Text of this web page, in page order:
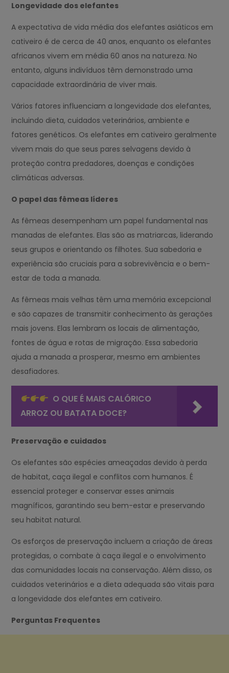
Longevidade dos elefantes
A expectativa de vida média dos elefantes asiáticos em
cativeiro é de cerca de 40 anos, enquanto os elefantes
africanos vivem em média 60 anos na natureza. No
entanto, alguns indivíduos têm demonstrado uma
capacidade extraordinária de viver mais.
Vários fatores influenciam a longevidade dos elefantes,
incluindo dieta, cuidados veterinários, ambiente e
fatores genéticos. Os elefantes em cativeiro geralmente
vivem mais do que seus pares selvagens devido à
proteção contra predadores, doenças e condições
climáticas adversas.
O papel das fêmeas líderes
As fêmeas desempenham um papel fundamental nas
manadas de elefantes. Elas são as matriarcas, liderando
seus grupos e orientando os filhotes. Sua sabedoria e
experiência são cruciais para a sobrevivência e o bem-
estar de toda a manada.
As fêmeas mais velhas têm uma memória excepcional
e são capazes de transmitir conhecimento às gerações
mais jovens. Elas lembram os locais de alimentação,
fontes de água e rotas de migração. Essa sabedoria
ajuda a manada a prosperar, mesmo em ambientes
desafiadores.
O QUE É MAIS CALÓRICO
ARROZ OU BATATA DOCE?
Preservação e cuidados
Os elefantes são espécies ameaçadas devido à perda
de habitat, caça ilegal e conflitos com humanos. É
essencial proteger e conservar esses animais
magníficos, garantindo seu bem-estar e preservando
seu habitat natural.
Os esforços de preservação incluem a criação de áreas
protegidas, o combate à caça ilegal e o envolvimento
das comunidades locais na conservação. Além disso, os
cuidados veterinários e a dieta adequada são vitais para
a longevidade dos elefantes em cativeiro.
Perguntas Frequentes